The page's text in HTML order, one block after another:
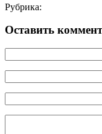
Рубрика:
Оставить